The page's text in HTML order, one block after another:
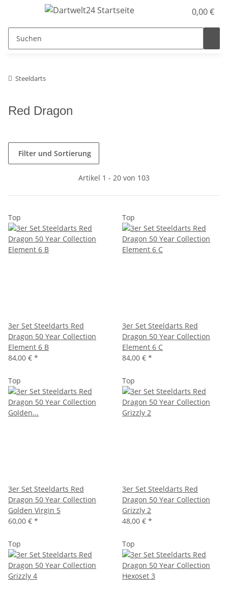
0,00 €
Steeldarts
Red Dragon
Filter und Sortierung
Artikel 1 - 20 von 103
Top
3er Set Steeldarts Red
Dragon 50 Year Collection
Element 6 B
84,00 € *
Top
3er Set Steeldarts Red
Dragon 50 Year Collection
Element 6 C
84,00 € *
Top
3er Set Steeldarts Red
Dragon 50 Year Collection
Golden Virgin 5
60,00 € *
Top
3er Set Steeldarts Red
Dragon 50 Year Collection
Grizzly 2
48,00 € *
Top Top